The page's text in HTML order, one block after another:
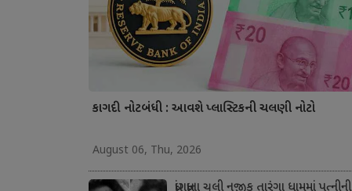
કાગદી નોટબંધી : આવશે પ્લાસ્ટિકની ચલણી નોટો
August 06, Thu, 2026